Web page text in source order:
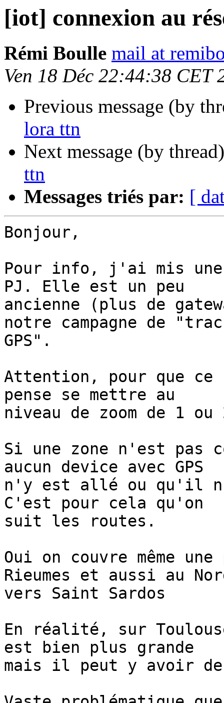
[iot] connexion au
Rémi Boulle mail at
Ven 18 Déc 22:44:38 CET
Previous message (by
lora ttn
Next message (by
ttn
Messages triés par: [
Bonjour,
Pour info, j'ai mis une
PJ. Elle est un peu
ancienne (plus de
notre campagne de
GPS".
Attention, pour que
pense se mettre au
niveau de zoom de 1
Si une zone n'est pas
aucun device avec GPS
n'y est allé ou qu'il
C'est pour cela qu'on
suit les routes.
Oui on couvre même
Rieumes et aussi au
vers Saint Sardos
En réalité, sur
est bien plus grande
mais il peut y avoir